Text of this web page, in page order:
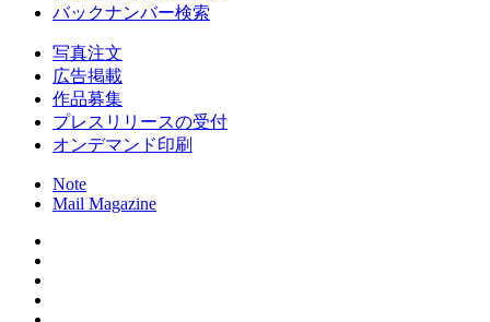
バックナンバー検索
写真注文
広告掲載
作品募集
プレスリリースの受付
オンデマンド印刷
Note
Mail Magazine